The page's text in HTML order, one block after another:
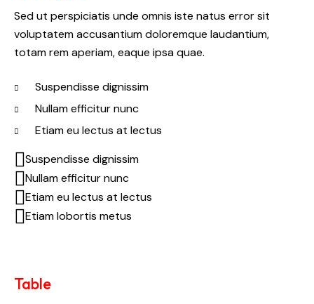
Sed ut perspiciatis unde omnis iste natus error sit
voluptatem accusantium doloremque laudantium,
totam rem aperiam, eaque ipsa quae.
Suspendisse dignissim
Nullam efficitur nunc
Etiam eu lectus at lectus
Suspendisse dignissim
Nullam efficitur nunc
Etiam eu lectus at lectus
Etiam lobortis metus
Table